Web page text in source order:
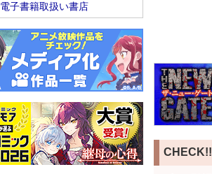
CHECK!!
電子書籍取扱い書店